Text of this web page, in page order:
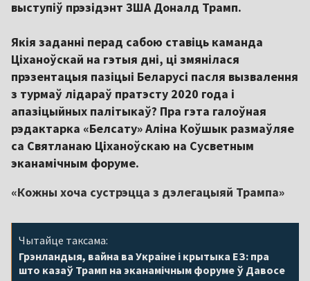
выступіў прэзідэнт ЗША Доналд Трамп.
Якія заданні перад сабою ставіць каманда
Ціханоўскай на гэтыя дні, ці змянілася
прэзентацыя пазіцыі Беларусі пасля вызвалення
з турмаў лідараў пратэсту 2020 года і
апазіцыйных палітыкаў? Пра гэта галоўная
рэдактарка «Белсату» Аліна Коўшык размаўляе
са Святланаю Ціханоўскаю на Сусветным
эканамічным форуме.
«Кожны хоча сустрэцца з дэлегацыяй Трампа»
Чытайце таксама:
Грэнландыя, вайна ва Украіне і крытыка ЕЗ: пра
што казаў Трамп на эканамічным форуме ў Давосе